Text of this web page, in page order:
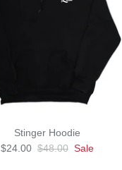
Stinger Hoodie
$24.00 $48.00 Sale